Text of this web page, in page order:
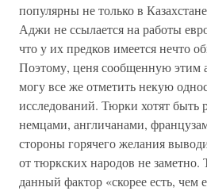
популярны не только в
Аджи не ссылается на работы
что у их предков имеется нечто
Поэтому, ценя сообщенную этим
могу все же отметить некую
исследований. Тюрки хотят быть
немцами, англичанами,
стороны горячего желания
от тюркских народов не заметно.
данный фактор «скорее есть, чем